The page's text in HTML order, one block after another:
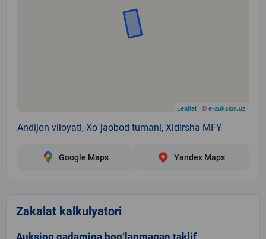
Leaflet | ©e-auksion.uz
Andijon viloyati, Xo`jaobod tumani, Xidirsha MFY
Google Maps Yandex Maps
Zakalat kalkulyatori
Auksion qadamiga bog‘lanmagan taklif